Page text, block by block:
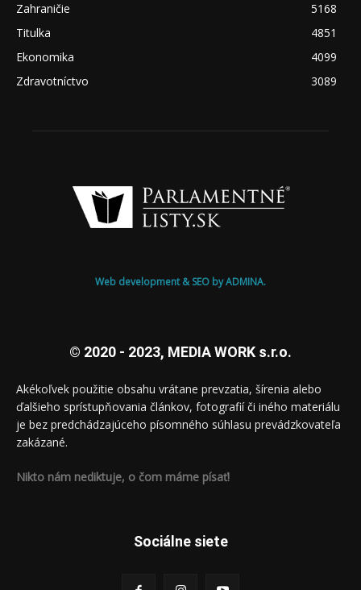
Zahraničie
5168
Titulka
4851
Ekonomika
4099
Zdravotníctvo
3089
Web development & SEO by ADMINA.
© 2020 - 2023, MEDIA WORK s.r.o.
Akékoľvek použitie obsahu vrátane prevzatia, šírenia alebo
ďalšieho sprístupňovania článkov, fotografií či iného materiálu
je bez predchádzajúceho písomného súhlasu prevádzkovateľa
zakázané.
Nikto nám nediktuje, o čom máme písať!
Sociálne siete